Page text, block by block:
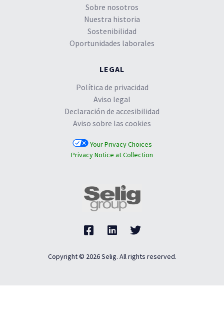
Sobre nosotros
Nuestra historia
Sostenibilidad
Oportunidades laborales
LEGAL
Política de privacidad
Aviso legal
Declaración de accesibilidad
Aviso sobre las cookies
Your Privacy Choices
Privacy Notice at Collection
Copyright © 2026 Selig. All rights reserved.